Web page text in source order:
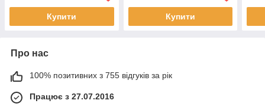
Купити Купити
Про нас
100% позитивних з 755 відгуків за рік
Працює з 27.07.2016